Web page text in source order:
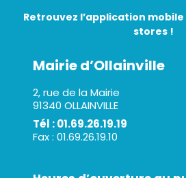
Retrouvez l’application mobile
stores !
Mairie d’Ollainville
2, rue de la Mairie
91340 OLLAINVILLE
Tél : 01.69.26.19.19
Fax : 01.69.26.19.10